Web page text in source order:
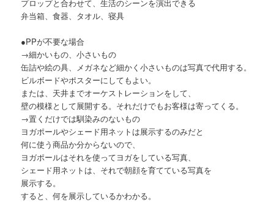
プロップと合わせて、生活のシーンを演出できる
弁当箱、食器、タオル、寝具
●PPが不要な場合
→細かいもの、小さいもの
缶詰や絵の具、メガネなど細かく小さいものは写真で代用する。
ビルボードやポスターにしてもよい。
または、天井までオーケストレーションをして、
壁の模様として展開する。それだけでもお客様は寄ってくる。
→置くだけでは馴染みのないもの
ヨガポールやシェード用ネットは展示するのみだと
何に使う商品か分からないので、
ヨガポールはそれを使ってヨガをしている写真、
シェード用ネットは、それで朝顔を育てている写真を
展示する。
すると、何を展示しているかわかる。